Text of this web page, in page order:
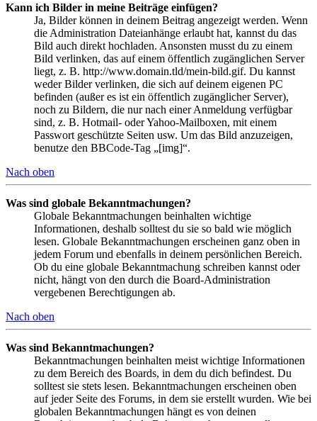
Kann ich Bilder in meine Beiträge einfügen?
Ja, Bilder können in deinem Beitrag angezeigt werden. Wenn
die Administration Dateianhänge erlaubt hat, kannst du das
Bild auch direkt hochladen. Ansonsten musst du zu einem
Bild verlinken, das auf einem öffentlich zugänglichen Server
liegt, z. B. http://www.domain.tld/mein-bild.gif. Du kannst
weder Bilder verlinken, die sich auf deinem eigenen PC
befinden (außer es ist ein öffentlich zugänglicher Server),
noch zu Bildern, die nur nach einer Anmeldung verfügbar
sind, z. B. Hotmail- oder Yahoo-Mailboxen, mit einem
Passwort geschützte Seiten usw. Um das Bild anzuzeigen,
benutze den BBCode-Tag „[img]“.
Nach oben
Was sind globale Bekanntmachungen?
Globale Bekanntmachungen beinhalten wichtige
Informationen, deshalb solltest du sie so bald wie möglich
lesen. Globale Bekanntmachungen erscheinen ganz oben in
jedem Forum und ebenfalls in deinem persönlichen Bereich.
Ob du eine globale Bekanntmachung schreiben kannst oder
nicht, hängt von den durch die Board-Administration
vergebenen Berechtigungen ab.
Nach oben
Was sind Bekanntmachungen?
Bekanntmachungen beinhalten meist wichtige Informationen
zu dem Bereich des Boards, in dem du dich befindest. Du
solltest sie stets lesen. Bekanntmachungen erscheinen oben
auf jeder Seite des Forums, in dem sie erstellt wurden. Wie bei
globalen Bekanntmachungen hängt es von deinen